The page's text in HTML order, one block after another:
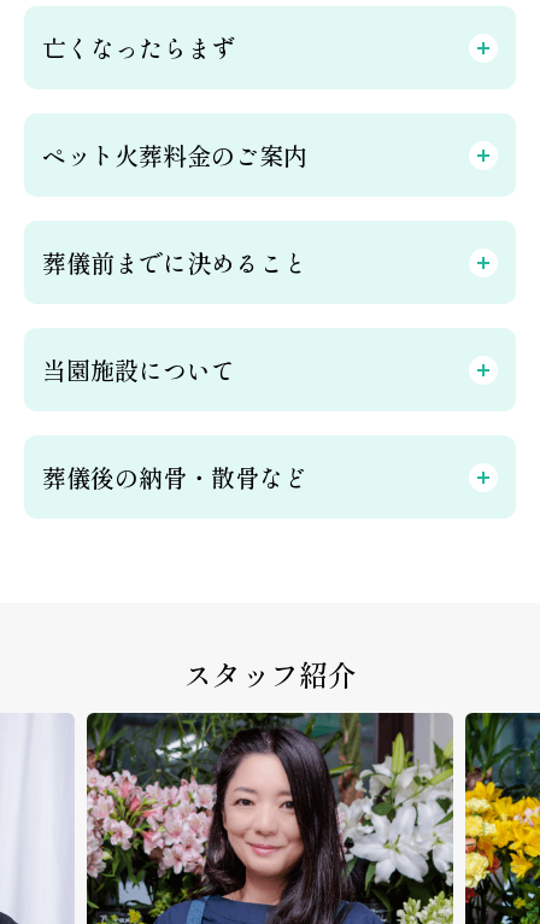
亡くなったらまず
ペット火葬料金のご案内
葬儀前までに決めること
当園施設について
葬儀後の納骨・散骨など
スタッフ紹介